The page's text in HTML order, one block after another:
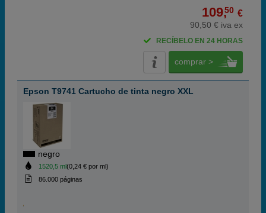
109,50 €
90,50 € iva ex
RECÍBELO EN 24 HORAS
comprar >
Epson T9741 Cartucho de tinta negro XXL
negro
1520,5 ml(0,24 € por ml)
86.000 páginas